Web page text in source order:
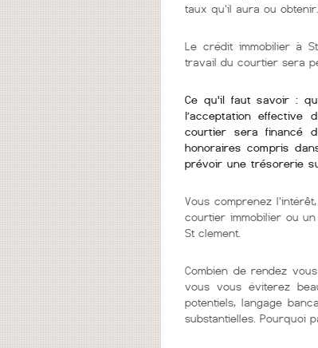
taux qu'il aura ou obtenir.
Le crédit immobilier à
travail du courtier sera
Ce qu'il faut savoir :
l’acceptation
courtier sera financé
honoraires compris
prévoir une trésorerie
Vous comprenez
courtier immobilier ou
St clement.
Combien de rendez
vous vous éviterez
potentiels, langage
substantielles. Pourquoi